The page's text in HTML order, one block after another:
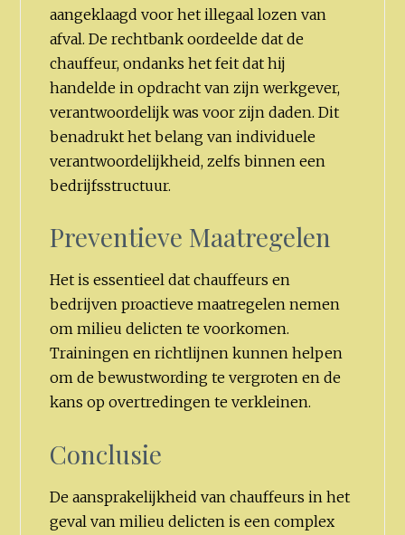
aangeklaagd voor het illegaal lozen van
afval. De rechtbank oordeelde dat de
chauffeur, ondanks het feit dat hij
handelde in opdracht van zijn werkgever,
verantwoordelijk was voor zijn daden. Dit
benadrukt het belang van individuele
verantwoordelijkheid, zelfs binnen een
bedrijfsstructuur.
Preventieve Maatregelen
Het is essentieel dat chauffeurs en
bedrijven proactieve maatregelen nemen
om milieu delicten te voorkomen.
Trainingen en richtlijnen kunnen helpen
om de bewustwording te vergroten en de
kans op overtredingen te verkleinen.
Conclusie
De aansprakelijkheid van chauffeurs in het
geval van milieu delicten is een complex